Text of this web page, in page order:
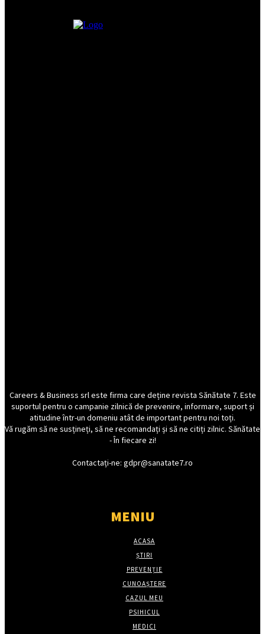
Careers & Business srl este firma care deține revista Sănătate 7. Este
suportul pentru o campanie zilnică de prevenire, informare, suport și
atitudine într-un domeniu atât de important pentru noi toți.
Vă rugăm să ne susțineți, să ne recomandați și să ne citiți zilnic. Sănătate
- În fiecare zi!
Contactați-ne: gdpr@sanatate7.ro
MENIU
ACASA
ȘTIRI
PREVENȚIE
CUNOAȘTERE
CAZUL MEU
PSIHICUL
MEDICI